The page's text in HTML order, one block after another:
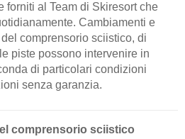
forniti al Team di Skiresort che
Cambiamenti e
comprensorio sciistico, di
piste possono intervenire in
di particolari condizioni
senza garanzia.
comprensorio sciistico